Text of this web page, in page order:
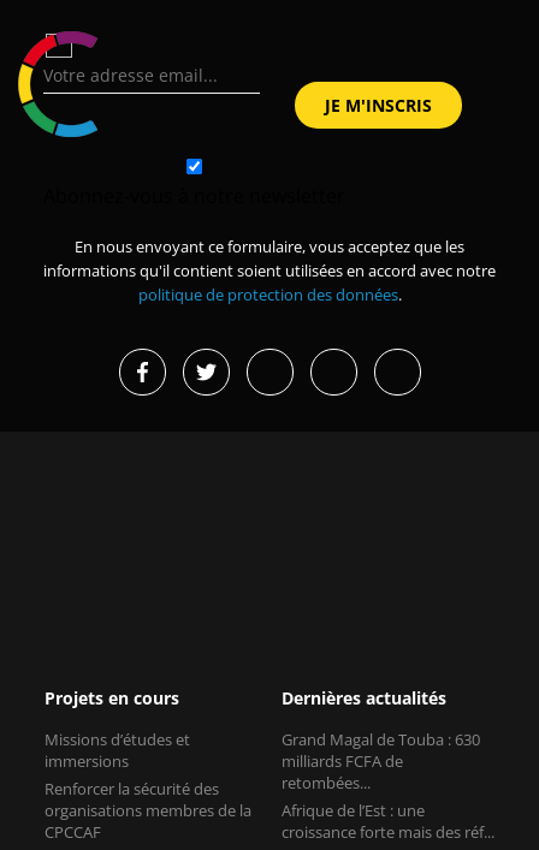
En nous envoyant ce formulaire, vous acceptez que les
informations qu'il contient soient utilisées en accord avec notre
politique de protection des données.
Projets en cours
Missions d’études et
immersions
Renforcer la sécurité des
organisations membres de la
CPCCAF
Dernières actualités
Grand Magal de Touba : 630
milliards FCFA de
retombées...
Afrique de l’Est : une
croissance forte mais des réf...